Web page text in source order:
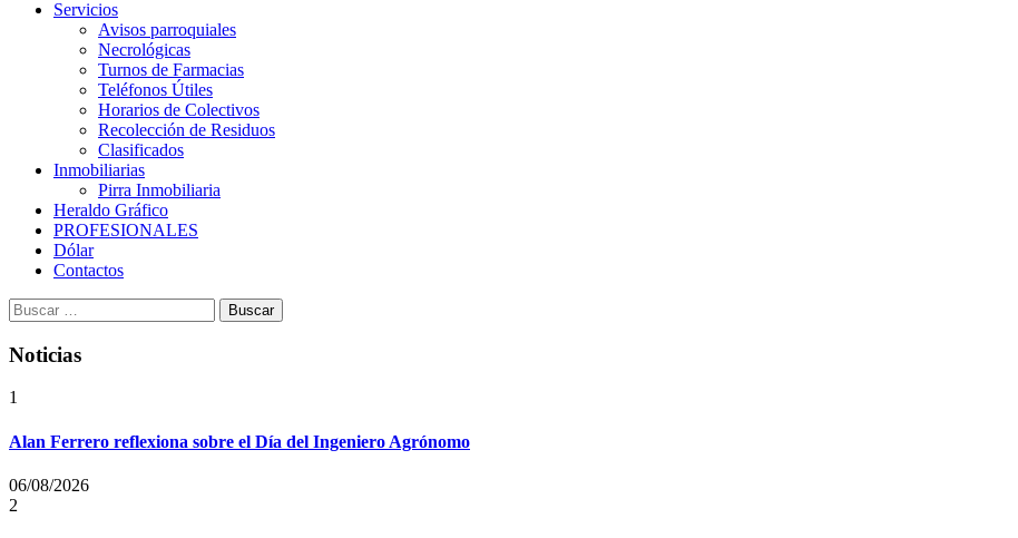
Servicios
Avisos parroquiales
Necrológicas
Turnos de Farmacias
Teléfonos Útiles
Horarios de Colectivos
Recolección de Residuos
Clasificados
Inmobiliarias
Pirra Inmobiliaria
Heraldo Gráfico
PROFESIONALES
Dólar
Contactos
Buscar:
Noticias
1
Alan Ferrero reflexiona sobre el Día del Ingeniero Agrónomo
06/08/2026
2